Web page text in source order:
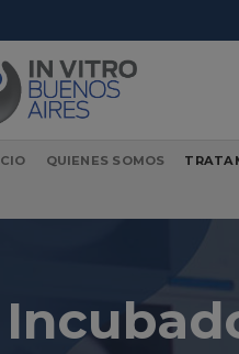
QUIENES SOMOS